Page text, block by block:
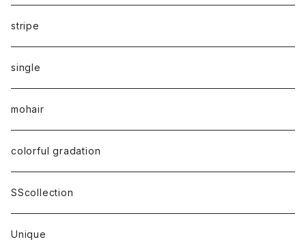
stripe
single
mohair
colorful gradation
SScollection
Unique